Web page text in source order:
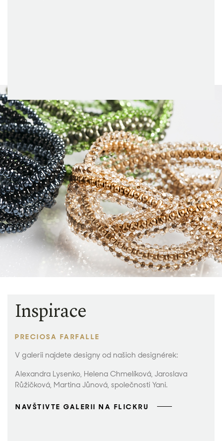
Inspirace
PRECIOSA FARFALLE
V galerii najdete designy od našich designérek:
Alexandra Lysenko, Helena Chmelíková, Jaroslava
Růžičková, Martina Jůnová, společnosti Yani.
NAVŠTIVTE GALERII NA FLICKRU